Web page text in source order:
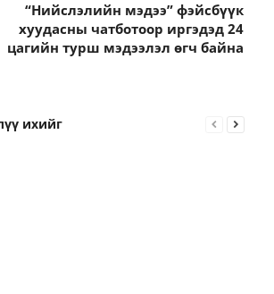
“Нийслэлийн мэдээ” фэйсбүүк
хуудасны чатботоор иргэдэд 24
цагийн турш мэдээлэл өгч байна
ихийг